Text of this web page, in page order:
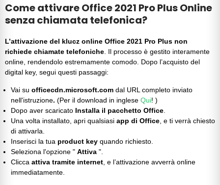
Come attivare Office 2021 Pro Plus Online
senza chiamata telefonica?
L’attivazione del klucz online Office 2021 Pro Plus non
richiede chiamate telefoniche . Il processo è gestito interamente
online, rendendolo estremamente comodo. Dopo l’acquisto del
digital key, segui questi passaggi:
Vai su officecdn.microsoft.com dal URL completo inviato
nell'istruzione. (Per il download in inglese Qui! )
Dopo aver scaricato Installa il pacchetto Office
Una volta installato, apri qualsiasi app di Office , e ti verrà chiesto
di attivarla.
Inserisci la tua product key quando richiesto.
Seleziona l'opzione " Attiva ".
Clicca attiva tramite internet , e l’attivazione avverrà online
immediatamente.